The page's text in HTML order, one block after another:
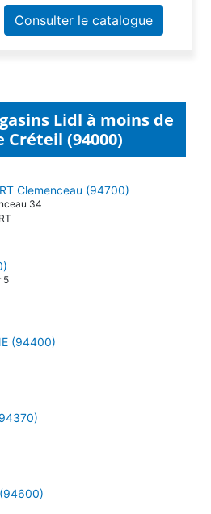
Consulter le catalogue
Lidl à moins de
Créteil (94000)
Clemenceau (94700)
34
5
(94400)
(94600)